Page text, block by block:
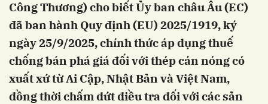
Công Thương) cho biết Ủy ban châu Âu (EC)
đã ban hành Quy định (EU) 2025/1919, ký
ngày 25/9/2025, chính thức áp dụng thuế
chống bán phá giá đối với thép cán nóng có
xuất xứ từ Ai Cập, Nhật Bản và Việt Nam,
đồng thời chấm dứt điều tra đối với các sản